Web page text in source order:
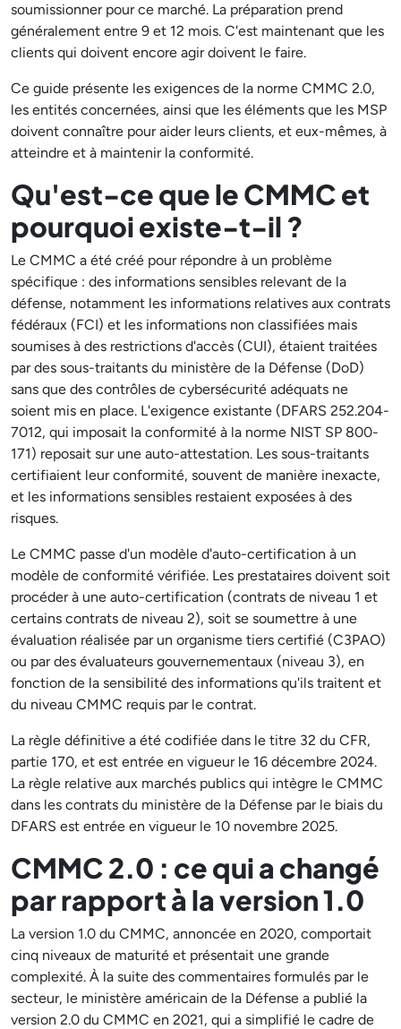
soumissionner pour ce marché. La préparation prend
généralement entre 9 et 12 mois. C'est maintenant que les
clients qui doivent encore agir doivent le faire.
Ce guide présente les exigences de la norme CMMC 2.0,
les entités concernées, ainsi que les éléments que les MSP
doivent connaître pour aider leurs clients, et eux-mêmes, à
atteindre et à maintenir la conformité.
Qu'est-ce que le CMMC et
pourquoi existe-t-il ?
Le CMMC a été créé pour répondre à un problème
spécifique : des informations sensibles relevant de la
défense, notamment les informations relatives aux contrats
fédéraux (FCI) et les informations non classifiées mais
soumises à des restrictions d'accès (CUI), étaient traitées
par des sous-traitants du ministère de la Défense (DoD)
sans que des contrôles de cybersécurité adéquats ne
soient mis en place. L'exigence existante (DFARS 252.204-
7012, qui imposait la conformité à la norme NIST SP 800-
171) reposait sur une auto-attestation. Les sous-traitants
certifiaient leur conformité, souvent de manière inexacte,
et les informations sensibles restaient exposées à des
risques.
Le CMMC passe d'un modèle d'auto-certification à un
modèle de conformité vérifiée. Les prestataires doivent soit
procéder à une auto-certification (contrats de niveau 1 et
certains contrats de niveau 2), soit se soumettre à une
évaluation réalisée par un organisme tiers certifié (C3PAO)
ou par des évaluateurs gouvernementaux (niveau 3), en
fonction de la sensibilité des informations qu'ils traitent et
du niveau CMMC requis par le contrat.
La règle définitive a été codifiée dans le titre 32 du CFR,
partie 170, et est entrée en vigueur le 16 décembre 2024.
La règle relative aux marchés publics qui intègre le CMMC
dans les contrats du ministère de la Défense par le biais du
DFARS est entrée en vigueur le 10 novembre 2025.
CMMC 2.0 : ce qui a changé
par rapport à la version 1.0
La version 1.0 du CMMC, annoncée en 2020, comportait
cinq niveaux de maturité et présentait une grande
complexité. À la suite des commentaires formulés par le
secteur, le ministère américain de la Défense a publié la
version 2.0 du CMMC en 2021, qui a simplifié le cadre de